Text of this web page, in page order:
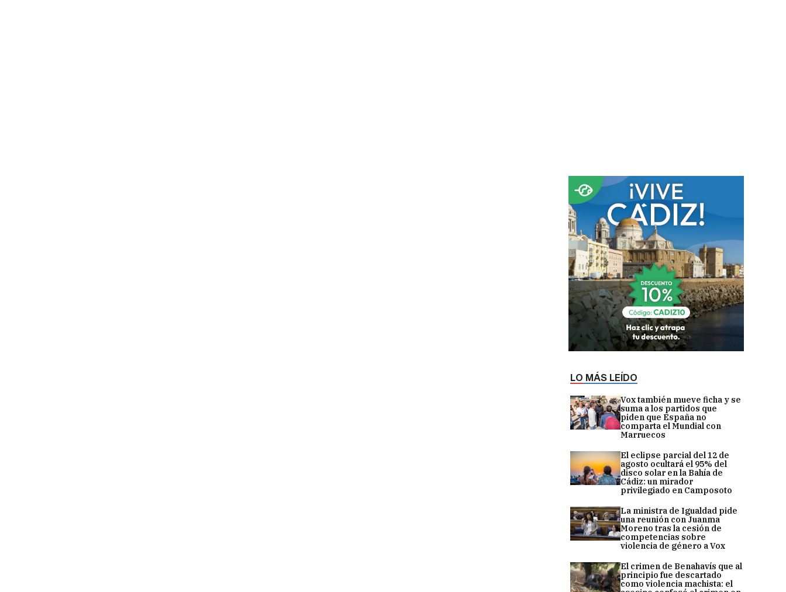
LO MÁS LEÍDO
Vox también mueve ficha y se
suma a los partidos que
piden que España no
comparta el Mundial con
Marruecos
El eclipse parcial del 12 de
agosto ocultará el 95% del
disco solar en la Bahía de
Cádiz: un mirador
privilegiado en Camposoto
La ministra de Igualdad pide
una reunión con Juanma
Moreno tras la cesión de
competencias sobre
violencia de género a Vox
El crimen de Benahavís que al
principio fue descartado
como violencia machista: el